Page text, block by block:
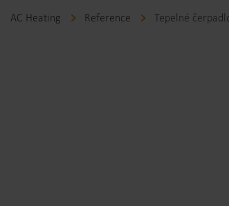
AC Heating Reference Tepelné